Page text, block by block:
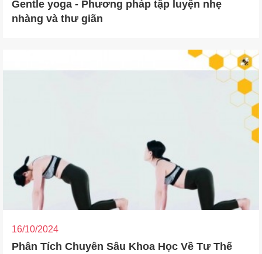
Gentle yoga - Phương pháp tập luyện nhẹ
nhàng và thư giãn
16/10/2024
Phân Tích Chuyên Sâu Khoa Học Về Tư Thế